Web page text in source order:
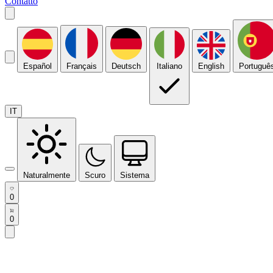
Español Français Deutsch Italiano English
IT
Naturalmente Scuro Sistema
0
0